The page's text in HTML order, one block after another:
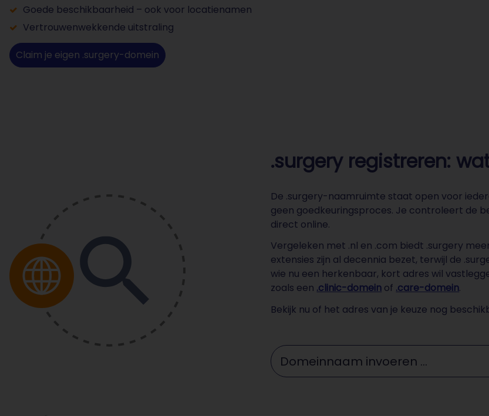
Goede beschikbaarheid – ook voor locatienamen
Vertrouwenwekkende uitstraling
Claim je eigen .surgery-domein
.surgery registreren:
De .surgery-naamruimte staat open voor
geen goedkeuringsproces. Je controleert de
direct online.
Vergeleken met .nl en .com biedt .surgery
extensies zijn al decennia bezet, terwijl de
wie nu een herkenbaar, kort adres wil
zoals een .clinic-domein of .care-domein.
Bekijk nu of het adres van je keuze nog
Domeinnaam invoeren ...